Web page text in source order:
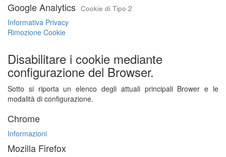
Google Analytics Cookie di Tipo 2
Informativa Privacy
Rimozione Cookie
Disabilitare i cookie mediante
configurazione del Browser.
Sotto si riporta un elenco degli attuali principali Brower e le
modalità di configurazione.
Chrome
Informazioni
Mozilla Firefox